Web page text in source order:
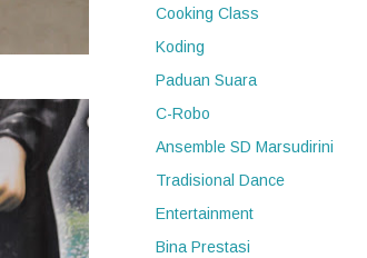
Cooking Class
Koding
Paduan Suara
C-Robo
Ansemble SD Marsudirini
Tradisional Dance
Entertainment
Bina Prestasi